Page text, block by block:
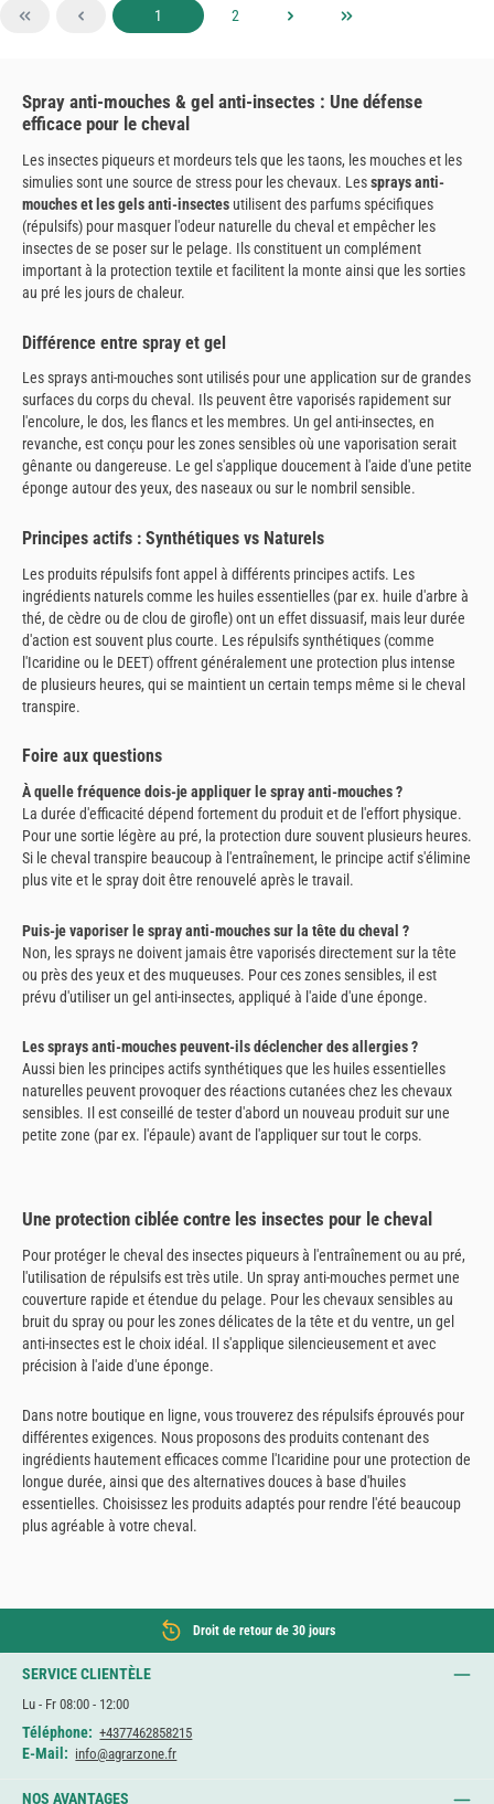
Page
1 Page
2
Spray anti-mouches & gel anti-insectes : Une défense
efficace pour le cheval
Les insectes piqueurs et mordeurs tels que les taons, les mouches et les
simulies sont une source de stress pour les chevaux. Lessprays anti-
mouches et les gels anti-insectes utilisent des parfums spécifiques
(répulsifs) pour masquer l'odeur naturelle du cheval et empêcher les
insectes de se poser sur le pelage. Ils constituent un complément
important à la protection textile et facilitent la monte ainsi que les sorties
au pré les jours de chaleur.
Différence entre spray et gel
Les sprays anti-mouches sont utilisés pour une application sur de grandes
surfaces du corps du cheval. Ils peuvent être vaporisés rapidement sur
l'encolure, le dos, les flancs et les membres. Un gel anti-insectes, en
revanche, est conçu pour les zones sensibles où une vaporisation serait
gênante ou dangereuse. Le gel s'applique doucement à l'aide d'une petite
éponge autour des yeux, des naseaux ou sur le nombril sensible.
Principes actifs : Synthétiques vs Naturels
Les produits répulsifs font appel à différents principes actifs. Les
ingrédients naturels comme les huiles essentielles (par ex. huile d'arbre à
thé, de cèdre ou de clou de girofle) ont un effet dissuasif, mais leur durée
d'action est souvent plus courte. Les répulsifs synthétiques (comme
l'Icaridine ou le DEET) offrent généralement une protection plus intense
de plusieurs heures, qui se maintient un certain temps même si le cheval
transpire.
Foire aux questions
À quelle fréquence dois-je appliquer le spray anti-mouches ?
La durée d'efficacité dépend fortement du produit et de l'effort physique.
Pour une sortie légère au pré, la protection dure souvent plusieurs heures.
Si le cheval transpire beaucoup à l'entraînement, le principe actif s'élimine
plus vite et le spray doit être renouvelé après le travail.
Puis-je vaporiser le spray anti-mouches sur la tête du cheval ?
Non, les sprays ne doivent jamais être vaporisés directement sur la tête
ou près des yeux et des muqueuses. Pour ces zones sensibles, il est
prévu d'utiliser un gel anti-insectes, appliqué à l'aide d'une éponge.
Les sprays anti-mouches peuvent-ils déclencher des allergies ?
Aussi bien les principes actifs synthétiques que les huiles essentielles
naturelles peuvent provoquer des réactions cutanées chez les chevaux
sensibles. Il est conseillé de tester d'abord un nouveau produit sur une
petite zone (par ex. l'épaule) avant de l'appliquer sur tout le corps.
Une protection ciblée contre les insectes pour le cheval
Pour protéger le cheval des insectes piqueurs à l'entraînement ou au pré,
l'utilisation de répulsifs est très utile. Un spray anti-mouches permet une
couverture rapide et étendue du pelage. Pour les chevaux sensibles au
bruit du spray ou pour les zones délicates de la tête et du ventre, un gel
anti-insectes est le choix idéal. Il s'applique silencieusement et avec
précision à l'aide d'une éponge.
Dans notre boutique en ligne, vous trouverez des répulsifs éprouvés pour
différentes exigences. Nous proposons des produits contenant des
ingrédients hautement efficaces comme l'Icaridine pour une protection de
longue durée, ainsi que des alternatives douces à base d'huiles
essentielles. Choisissez les produits adaptés pour rendre l'été beaucoup
plus agréable à votre cheval.
Droit de retour de 30 jours
SERVICE CLIENTÈLE
Lu - Fr 08:00 - 12:00
Téléphone: +4377462858215
E-Mail: info@agrarzone.fr
NOS AVANTAGES